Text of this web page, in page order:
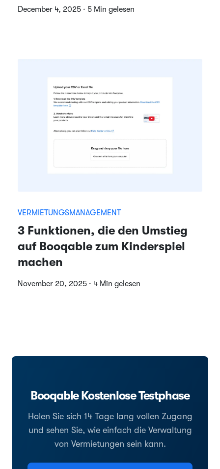
December 4, 2025 · 5 Min gelesen
VERMIETUNGSMANAGEMENT
3 Funktionen, die den Umstieg
auf Booqable zum Kinderspiel
machen
November 20, 2025 · 4 Min gelesen
Booqable Kostenlose Testphase
Holen Sie sich 14 Tage lang vollen Zugang
und sehen Sie, wie einfach die Verwaltung
von Vermietungen sein kann.